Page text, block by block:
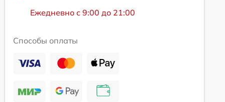
Ежедневно с 9:00 до 21:00
Способы оплаты